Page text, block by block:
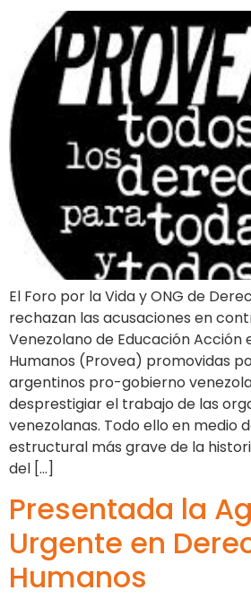
El Foro por la Vida y ONG de
rechazan las acusaciones en
Venezolano de Educación Acción
Humanos (Provea) promovidas
argentinos pro-gobierno
desprestigiar el trabajo de las
venezolanas. Todo ello en medio
estructural más grave de la
del […]
Presentada la
Urgente en
Humanos